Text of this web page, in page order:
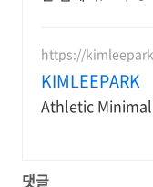
https://
KIMLEEPARK
Athletic
댓글